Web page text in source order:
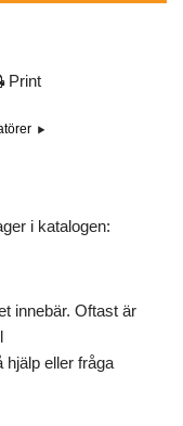
Print
i katalogen:
innebär. Oftast är
hjälp eller fråga